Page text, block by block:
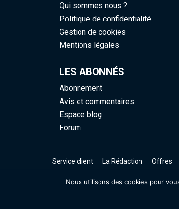
Qui sommes nous ?
Politique de confidentialité
Gestion de cookies
Mentions légales
LES ABONNÉS
Abonnement
Avis et commentaires
Espace blog
Forum
Service client La Rédaction Offres
Nous utilisons des cookies pour